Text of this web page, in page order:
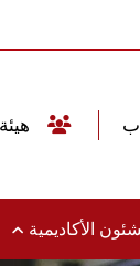
الأكاديمية